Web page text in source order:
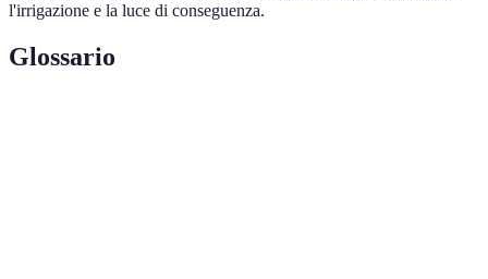
l'irrigazione e la luce di conseguenza.
Glossario